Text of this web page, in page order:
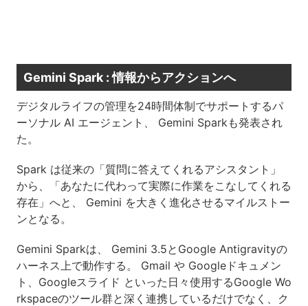
Gemini Spark : 情報からアクションへ
デジタルライフの管理を24時間体制でサポートするパ
ーソナル AI エージェント、 Gemini Sparkも発表され
た。
Spark は従来の「質問に答えてくれるアシスタント」
から、「あなたに代わって実際に作業をこなしてくれる
存在」へと、 Gemini を大きく進化させるマイルストー
ンとなる。
Gemini Sparkは、 Gemini 3.5とGoogle Antigravityの
ハーネス上で動作する。 Gmail や Googleドキュメン
ト、Googleスライド といった日々使用するGoogle Wo
rkspaceのツール群と深く連携しているだけでなく、ク